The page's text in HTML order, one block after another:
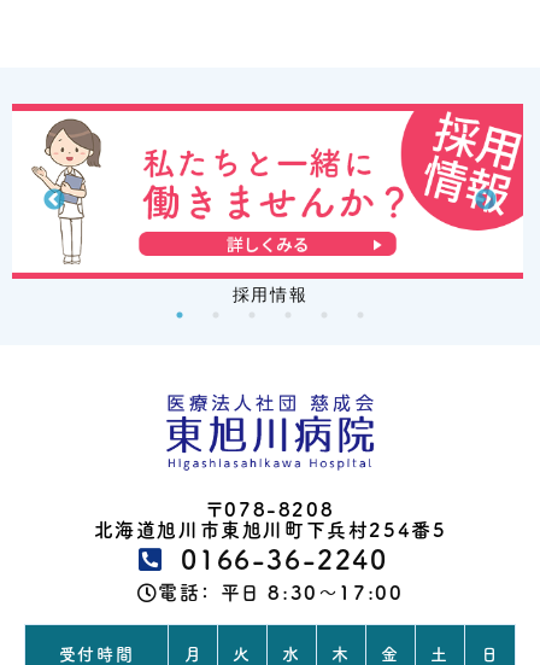
採用情報
〒078-8208
北海道旭川市東旭川町下兵村254番5
0166-36-2240
電話： 平日 8:30～17:00
受付時間 月 火 水 木 金 土 日